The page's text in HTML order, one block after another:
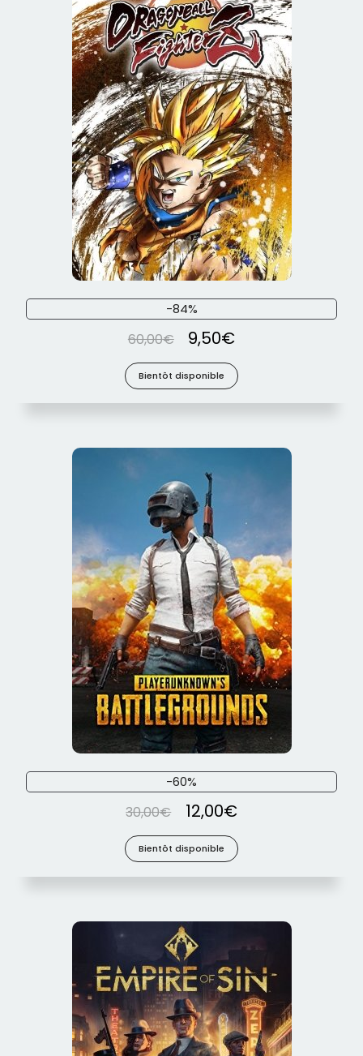
-84%
60,00€ 9,50€
Bientôt disponible
-60%
30,00€ 12,00€
Bientôt disponible